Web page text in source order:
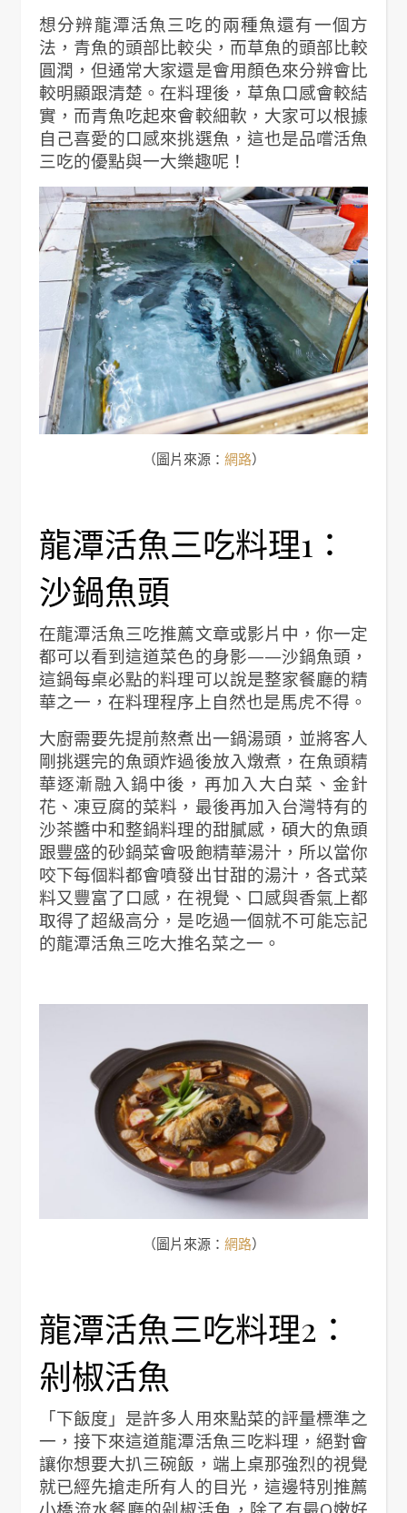
想分辨龍潭活魚三吃的兩種魚還有一個方
法，青魚的頭部比較尖，而草魚的頭部比較
圓潤，但通常大家還是會用顏色來分辨會比
較明顯跟清楚。在料理後，草魚口感會較結
實，而青魚吃起來會較細軟，大家可以根據
自己喜愛的口感來挑選魚，這也是品嚐活魚
三吃的優點與一大樂趣呢！
（圖片來源： 網路）
龍潭活魚三吃料理1：
沙鍋魚頭
在龍潭活魚三吃推薦文章或影片中，你一定
都可以看到這道菜色的身影——沙鍋魚頭，
這鍋每桌必點的料理可以說是整家餐廳的精
華之一，在料理程序上自然也是馬虎不得。
大廚需要先提前熬煮出一鍋湯頭，並將客人
剛挑選完的魚頭炸過後放入燉煮，在魚頭精
華逐漸融入鍋中後，再加入大白菜、金針
花、凍豆腐的菜料，最後再加入台灣特有的
沙茶醬中和整鍋料理的甜膩感，碩大的魚頭
跟豐盛的砂鍋菜會吸飽精華湯汁，所以當你
咬下每個料都會噴發出甘甜的湯汁，各式菜
料又豐富了口感，在視覺、口感與香氣上都
取得了超級高分，是吃過一個就不可能忘記
的龍潭活魚三吃大推名菜之一。
（圖片來源： 網路）
龍潭活魚三吃料理2：
剁椒活魚
「下飯度」是許多人用來點菜的評量標準之
一，接下來這道龍潭活魚三吃料理，絕對會
讓你想要大扒三碗飯，端上桌那強烈的視覺
就已經先搶走所有人的目光，這邊特別推薦